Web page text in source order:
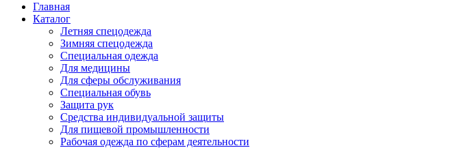
Главная
Каталог
Летняя спецодежда
Зимняя спецодежда
Специальная одежда
Для медицины
Для сферы обслуживания
Специальная обувь
Защита рук
Средства индивидуальной защиты
Для пищевой промышленности
Рабочая одежда по сферам деятельности